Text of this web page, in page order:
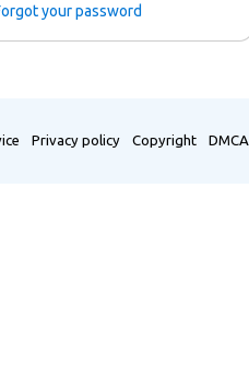
your password
Privacy policy Copyright DMCA